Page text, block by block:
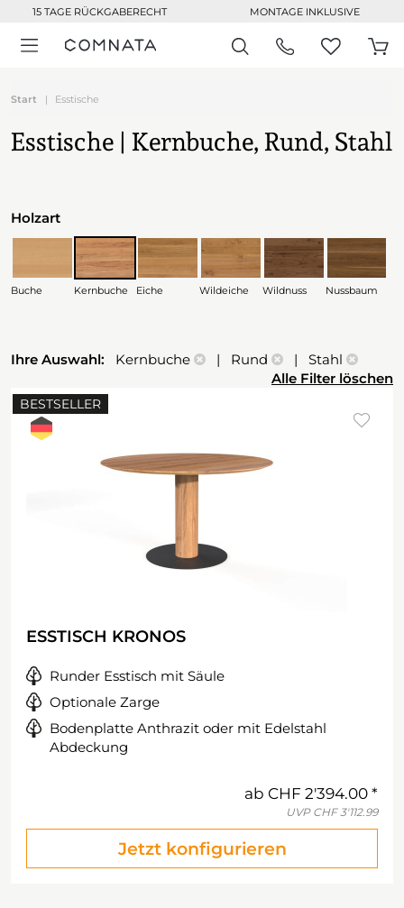
15 TAGE RÜCKGABERECHT MONTAGE INKLUSIVE
Start Esstische
Esstische | Kernbuche, Rund, Stahl
Holzart
Buche Kernbuche Eiche Wildeiche Wildnuss Nussbaum
Ihre Auswahl: Kernbuche | Rund
| Stahl
Alle Filter löschen
BESTSELLER
ESSTISCH KRONOS
Runder Esstisch mit Säule
Optionale Zarge
Bodenplatte Anthrazit oder mit Edelstahl
Abdeckung
ab CHF 2'394.00
UVP CHF 3'112.99
Jetzt konfigurieren